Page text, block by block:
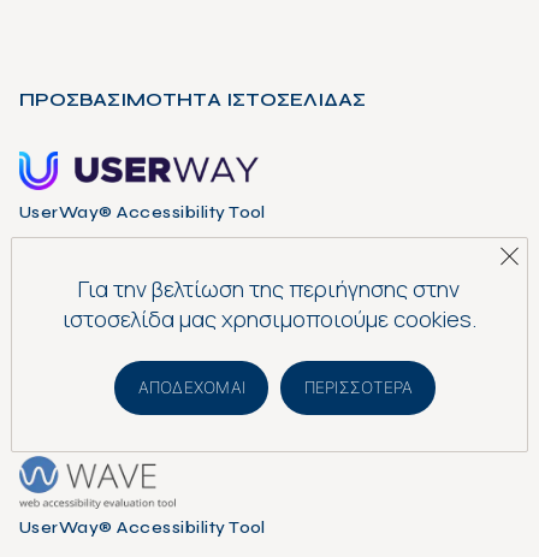
ΠΡΟΣΒΑΣΙΜΟΤΗΤΑ ΙΣΤΟΣΕΛΙΔΑΣ
UserWay® Accessibility Tool
WCAG 2.0 Level AA Accessibility Tool
UserWay® Accessibility Tool
Για την βελτίωση της περιήγησης στην
ιστοσελίδα μας χρησιμοποιούμε cookies.
ΑΠΟΔΈΧΟΜΑΙ ΠΕΡΙΣΣΌΤΕΡΑ